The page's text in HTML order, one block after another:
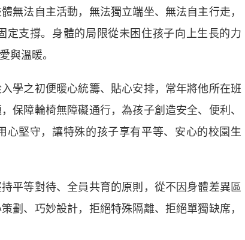
法自主活動，無法獨立端坐、無法自主行走，
定支撐。身體的局限從未困住孩子向上生長的力
與溫暖。
之初便暖心統籌、貼心安排，常年將他所在班
保障輪椅無障礙通行，為孩子創造安全、便利、
堅守，讓特殊的孩子享有平等、安心的校園生
等對待、全員共育的原則，從不因身體差異區
劃、巧妙設計，拒絕特殊隔離、拒絕單獨缺席，